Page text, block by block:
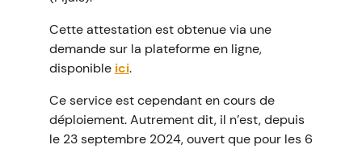
Cette attestation est obtenue via une
demande sur la plateforme en ligne,
disponible ici.
Ce service est cependant en cours de
déploiement. Autrement dit, il n’est, depuis
le 23 septembre 2024, ouvert que pour les 6